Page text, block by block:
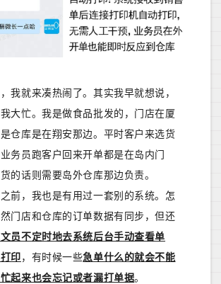
我就来凑热闹了。其实我早就想说，
大忙。我是做食品批发的，门店在厦
仓库是在翔安那边。平时客户来选货
务员跑客户回来开单都是在岛内门
的话则需要岛外仓库那边负责。
前，我也是有用过一套别的系统。怎
门店和仓库的订单数据有同步，但还
员不定时地去系统后台手动查看单
印，有时候一些急单什么的就会不能
起来也会忘记或者漏打单据。